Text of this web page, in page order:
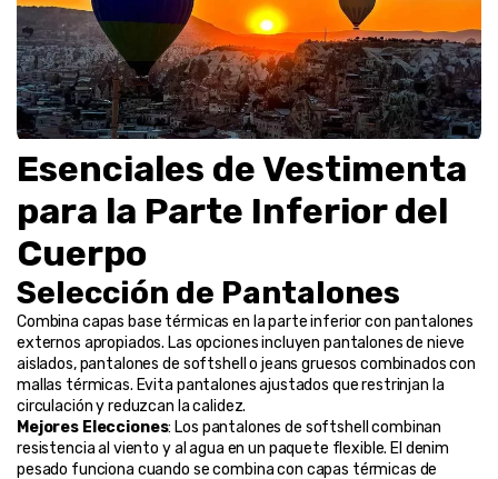
Esenciales de Vestimenta
para la Parte Inferior del
Cuerpo
Selección de Pantalones
Combina capas base térmicas en la parte inferior con pantalones
externos apropiados. Las opciones incluyen pantalones de nieve
aislados, pantalones de softshell o jeans gruesos combinados con
mallas térmicas. Evita pantalones ajustados que restrinjan la
circulación y reduzcan la calidez.
Mejores Elecciones: Los pantalones de softshell combinan
resistencia al viento y al agua en un paquete flexible. El denim
pesado funciona cuando se combina con capas térmicas de